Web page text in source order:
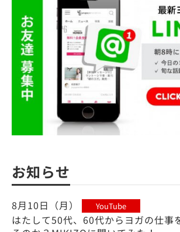
お知らせ
8月10日（月） YouTube
はたして50代、60代からヨガの仕事